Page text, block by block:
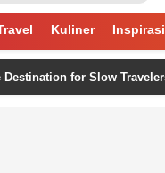
Kuliner Inspirasi
for Slow Travelers